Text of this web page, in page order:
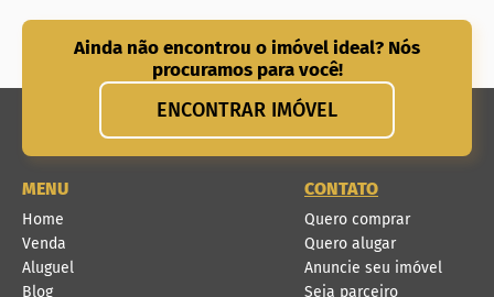
Ainda não encontrou o imóvel ideal? Nós
procuramos para você!
ENCONTRAR IMÓVEL
MENU
Home
Venda
Aluguel
CONTATO
Quero comprar
Quero alugar
Anuncie seu imóvel